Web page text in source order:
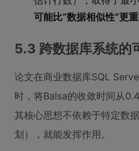
可能比“数据相似性”更
5.3 跨数据库系统的
论文在商业数据库SQL
时，将Balsa的收敛时间从
其核心思想不依赖于特定数
划），就能发挥作用。